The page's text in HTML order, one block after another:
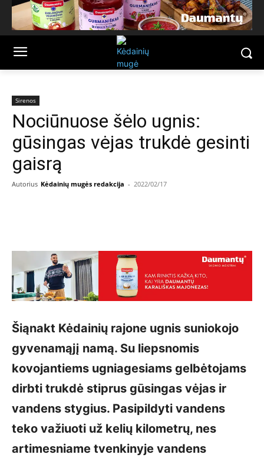
Sirenos
Nociūnuose šėlo ugnis:
gūsingas vėjas trukdė gesinti
gaisrą
Autorius Kėdainių mugės redakcija - 2022/02/17
Šiąnakt Kėdainių rajone ugnis suniokojo
gyvenamąjį namą. Su liepsnomis
kovojantiems ugniagesiams gelbėtojams
dirbti trukdė stiprus gūsingas vėjas ir
vandens stygius. Pasipildyti vandens
teko važiuoti už kelių kilometrų, nes
artimesniame tvenkinyje vandens